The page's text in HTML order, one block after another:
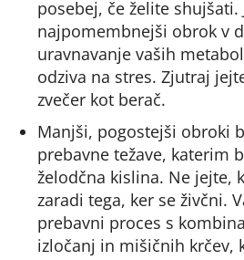
posebej, če želite shujšati.
najpomembnejši obrok v
uravnavanje vaših
odziva na stres. Zjutraj
zvečer kot berač.
Manjši, pogostejši obroki
prebavne težave, katerim
želodčna kislina. Ne jejte,
zaradi tega, ker se živčni.
prebavni proces s
izločanj in mišičnih krčev,